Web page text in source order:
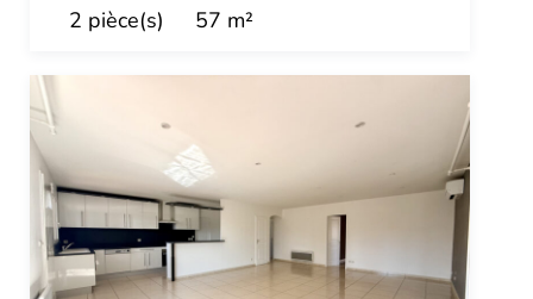
2 pièce(s) 57 m²